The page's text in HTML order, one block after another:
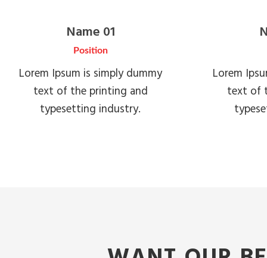
Name 01
Position
Lorem Ipsum is simply dummy
text of the printing and
typesetting industry.
Lorem
text of